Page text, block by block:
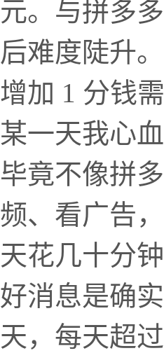
元。与拼多
后难度陡升
增加 1 分钱
某一天我心
毕竟不像拼
频、看广告
天花几十分
好消息是确
天，每天超